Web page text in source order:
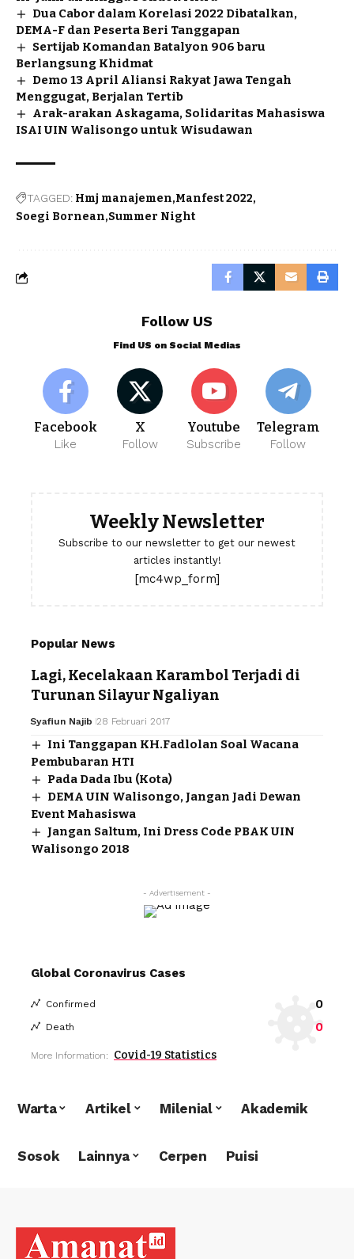
Dua Cabor dalam Korelasi 2022 Dibatalkan,
DEMA-F dan Peserta Beri Tanggapan
Sertijab Komandan Batalyon 906 baru
Berlangsung Khidmat
Demo 13 April Aliansi Rakyat Jawa Tengah
Menggugat, Berjalan Tertib
Arak-arakan Askagama, Solidaritas Mahasiswa
ISAI UIN Walisongo untuk Wisudawan
TAGGED: Hmj manajemen Manfest 2022
Soegi Bornean Summer Night
Follow US
Find US on Social Medias
Facebook
Like
X
Follow
Youtube
Subscribe
Telegram
Follow
Weekly Newsletter
Subscribe to our newsletter to get our newest
articles instantly!
[mc4wp_form]
Popular News
Lagi, Kecelakaan Karambol Terjadi di
Turunan Silayur Ngaliyan
Syafiun Najib 28 Februari 2017
Ini Tanggapan KH.Fadlolan Soal Wacana
Pembubaran HTI
Pada Dada Ibu (Kota)
DEMA UIN Walisongo, Jangan Jadi Dewan
Event Mahasiswa
Jangan Saltum, Ini Dress Code PBAK UIN
Walisongo 2018
- Advertisement -
Global Coronavirus Cases
Confirmed 0
Death 0
More Information: Covid-19 Statistics
Warta Artikel Milenial Akademik
Sosok Lainnya Cerpen Puisi